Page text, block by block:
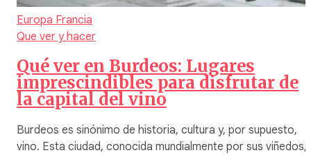
Europa Francia
Que ver y hacer
Qué ver en Burdeos: Lugares
imprescindibles para disfrutar de
la capital del vino
Burdeos es sinónimo de historia, cultura y, por supuesto,
vino. Esta ciudad, conocida mundialmente por sus viñedos,